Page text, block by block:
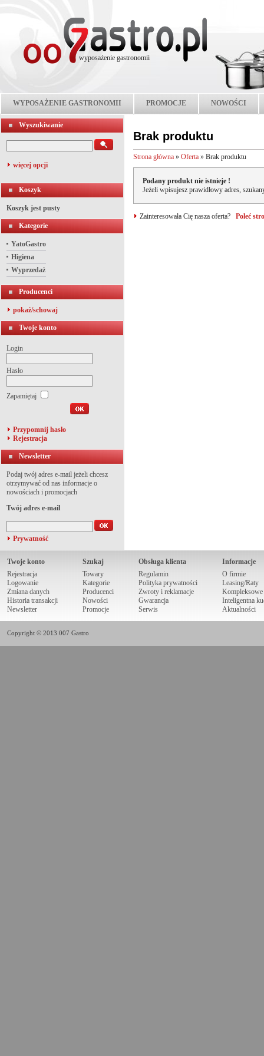
wyposażenie gastronomii
WYPOSAŻENIE GASTRONOMII PROMOCJE NOWOŚCI
Wyszukiwanie
więcej opcji
Koszyk
Koszyk jest pusty
Kategorie
YatoGastro
Higiena
Wyprzedaż
Producenci
pokaż/schowaj
Twoje konto
Login
Hasło
Zapamiętaj
Przypomnij hasło
Rejestracja
Newsletter
Podaj twój adres e-mail jeżeli chcesz
otrzymywać od nas informacje o
nowościach i promocjach
Twój adres e-mail
Prywatność
Brak produktu
Strona główna » Oferta » Brak produktu
Podany produkt nie istnieje !
Jeżeli wpisujesz prawidłowy adres,
Zainteresowała Cię nasza oferta? Poleć
Twoje konto
Rejestracja
Logowanie
Zmiana danych
Historia transakcji
Newsletter
Szukaj
Towary
Kategorie
Producenci
Nowości
Promocje
Obsługa klienta
Regulamin
Polityka prywatności
Zwroty i reklamacje
Gwarancja
Serwis
Informacje
O firmie
Leasing/Raty
Kompleksowe
Inteligentna
Aktualności
Copyright © 2013 007 Gastro